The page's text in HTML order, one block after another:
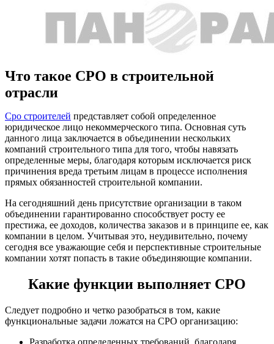
Что такое CPO в строительной
отрасли
Cро строителей представляет собой определенное
юридическое лицо некоммерческого типа. Основная суть
данного лица заключается в объединении нескольких
компаний строительного типа для того, чтобы навязать
определенные меры, благодаря которым исключается риск
причинения вреда третьим лицам в процессе исполнения
прямых обязанностей строительной компании.
На сегодняшний день присутствие организации в таком
объединении гарантированно способствует росту ее
престижа, ее доходов, количества заказов и в принципе ее, как
компании в целом. Учитывая это, неудивительно, почему
сегодня все уважающие себя и перспективные строительные
компании хотят попасть в такие объединяющие компании.
Какие функции выполняет CPO
Следует подробно и четко разобраться в том, какие
функциональные задачи ложатся на CPO организацию: